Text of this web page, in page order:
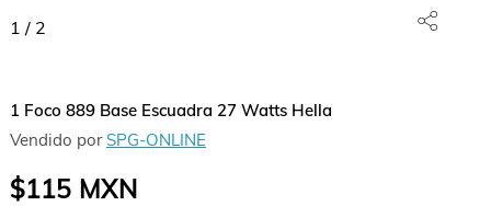
1 / 2
1 Foco 889 Base Escuadra 27 Watts Hella
Vendido por SPG-ONLINE
$115MXN